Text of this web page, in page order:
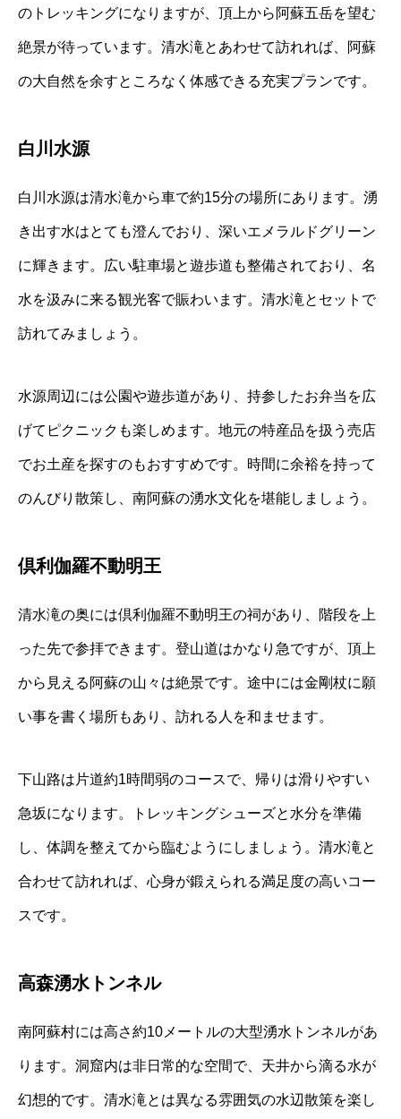
のトレッキングになりますが、頂上から阿蘇五岳を望む
絶景が待っています。清水滝とあわせて訪れれば、阿蘇
の大自然を余すところなく体感できる充実プランです。
白川水源
白川水源は清水滝から車で約15分の場所にあります。湧
き出す水はとても澄んでおり、深いエメラルドグリーン
に輝きます。広い駐車場と遊歩道も整備されており、名
水を汲みに来る観光客で賑わいます。清水滝とセットで
訪れてみましょう。
水源周辺には公園や遊歩道があり、持参したお弁当を広
げてピクニックも楽しめます。地元の特産品を扱う売店
でお土産を探すのもおすすめです。時間に余裕を持って
のんびり散策し、南阿蘇の湧水文化を堪能しましょう。
倶利伽羅不動明王
清水滝の奥には倶利伽羅不動明王の祠があり、階段を上
った先で参拝できます。登山道はかなり急ですが、頂上
から見える阿蘇の山々は絶景です。途中には金剛杖に願
い事を書く場所もあり、訪れる人を和ませます。
下山路は片道約1時間弱のコースで、帰りは滑りやすい
急坂になります。トレッキングシューズと水分を準備
し、体調を整えてから臨むようにしましょう。清水滝と
合わせて訪れれば、心身が鍛えられる満足度の高いコー
スです。
高森湧水トンネル
南阿蘇村には高さ約10メートルの大型湧水トンネルがあ
ります。洞窟内は非日常的な空間で、天井から滴る水が
幻想的です。清水滝とは異なる雰囲気の水辺散策を楽し